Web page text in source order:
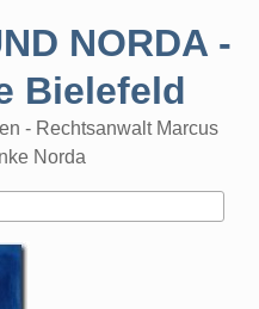
NORDA -
Bielefeld
- Rechtsanwalt Marcus
Norda